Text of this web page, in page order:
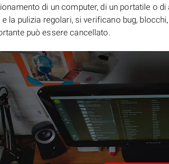
di un computer, di un portatile o
la pulizia regolari, si verificano bug,
può essere cancellato.